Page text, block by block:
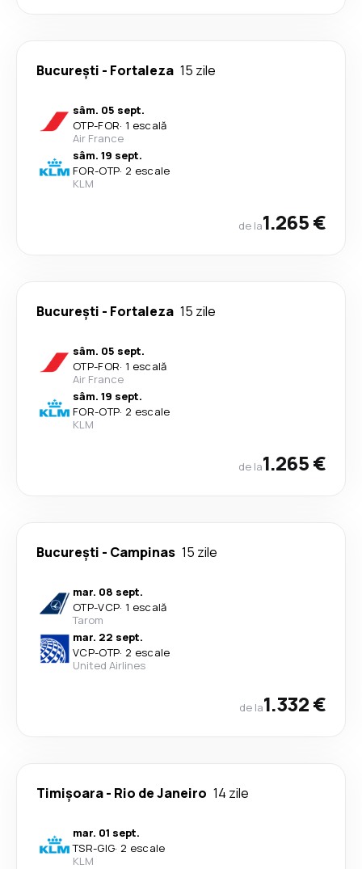
București - Fortaleza 15 zile
sâm. 05 sept.
OTP-FOR· 1 escală
Air France
sâm. 19 sept.
FOR-OTP· 2 escale
KLM
de la1.265 €
București - Fortaleza 15 zile
sâm. 05 sept.
OTP-FOR· 1 escală
Air France
sâm. 19 sept.
FOR-OTP· 2 escale
KLM
de la1.265 €
București - Campinas 15 zile
mar. 08 sept.
OTP-VCP· 1 escală
Tarom
mar. 22 sept.
VCP-OTP· 2 escale
United Airlines
de la1.332 €
Timișoara- Rio de Janeiro 14 zile
mar. 01 sept.
TSR-GIG· 2 escale
KLM